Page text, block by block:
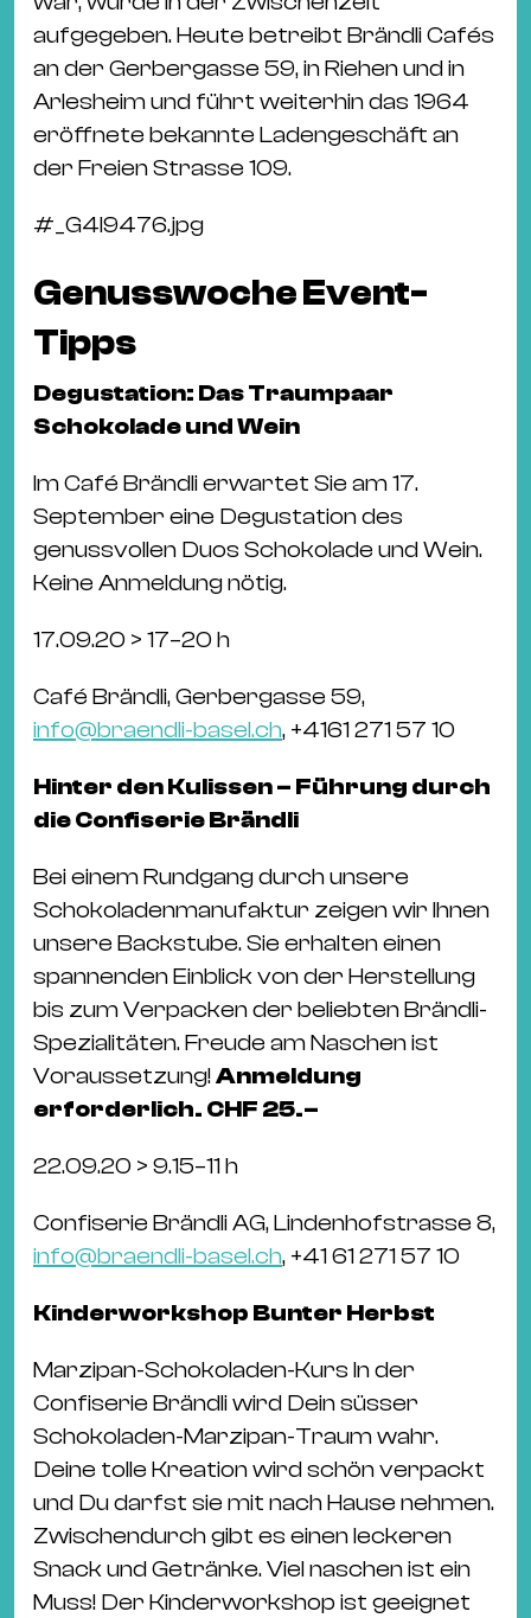
aufgegeben. Heute betreibt Brändli Cafés
an der Gerbergasse 59, in Riehen und in
Arlesheim und führt weiterhin das 1964
eröffnete bekannte Laden­geschäft an
der Freien Strasse 109.
# _G4I9476.jpg
Genusswoche Event-
Tipps
Degustation: Das Traumpaar
Schokolade und Wein
Im Café Brändli erwartet Sie am 17.
September eine Degustation des
genussvollen Duos Schokolade und Wein.
Keine Anmeldung nötig.
17.09.20 > 17–20 h
Café Brändli, Gerbergasse 59,
info@braendli-basel.ch, +4161 271 57 10
Hinter den Kulissen – Führung durch
die Confiserie Brändli
Bei einem Rundgang durch unsere
Schokoladenmanufaktur zeigen wir Ihnen
unsere Backstube. Sie erhalten einen
spannenden Einblick von der Herstellung
bis zum Verpacken der beliebten Brändli-
Spezialitäten. Freude am Naschen ist
Voraussetzung!Anmeldung
erforderlich. CHF 25.–
22.09.20 > 9.15–11 h
Confiserie Brändli AG, Lindenhofstrasse 8,
info@braendli-basel.ch, +41 61 271 57 10
Kinderworkshop Bunter Herbst
Marzipan-Schokoladen-Kurs In der
Confiserie Brändli wird Dein süsser
Schokoladen-Marzipan-Traum wahr.
Deine tolle Kreation wird schön verpackt
und Du darfst sie mit nach Hause nehmen.
Zwischendurch gibt es einen leckeren
Snack und Getränke. Viel naschen ist ein
Muss! Der Kinder­workshop ist geeignet